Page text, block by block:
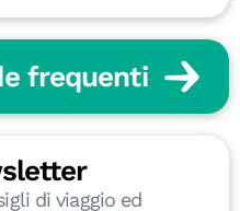
frequenti
di viaggio ed